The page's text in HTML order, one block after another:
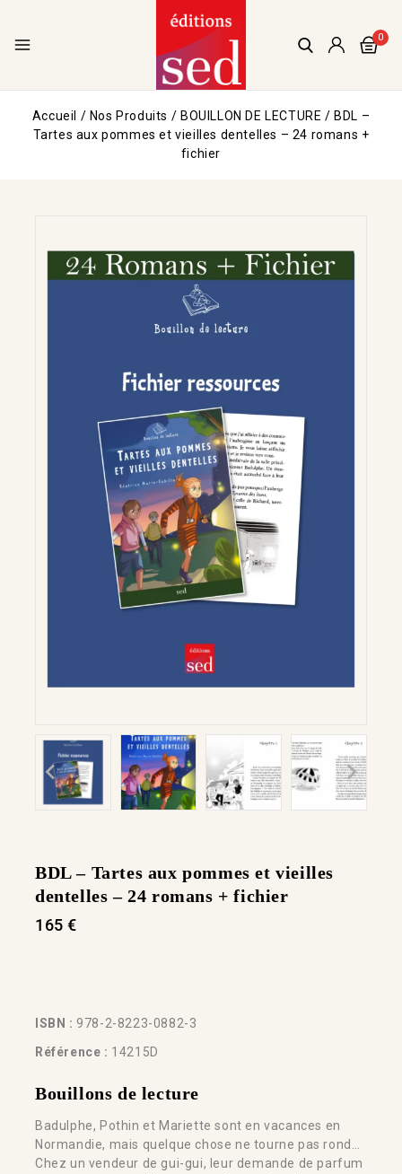
0
Accueil / Nos Produits / BOUILLON DE LECTURE / BDL –
Tartes aux pommes et vieilles dentelles – 24 romans +
fichier
BDL – Tartes aux pommes et vieilles
dentelles – 24 romans + fichier
165€
ISBN : 978-2-8223-0882-3
Référence : 14215D
Bouillons de lecture
Badulphe, Pothin et Mariette sont en vacances en
Normandie, mais quelque chose ne tourne pas rond…
Chez un vendeur de gui-gui, leur demande de parfum